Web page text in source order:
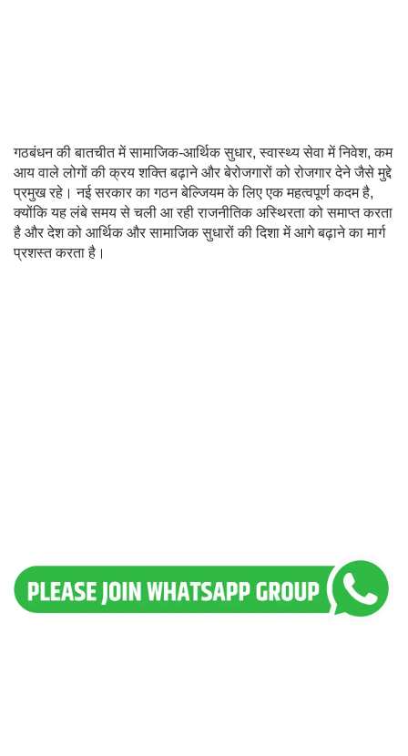
गठबंधन की बातचीत में सामाजिक-आर्थिक सुधार, स्वास्थ्य सेवा में निवेश, कम
आय वाले लोगों की क्रय शक्ति बढ़ाने और बेरोजगारों को रोजगार देने जैसे मुद्दे
प्रमुख रहे। नई सरकार का गठन बेल्जियम के लिए एक महत्वपूर्ण कदम है,
क्योंकि यह लंबे समय से चली आ रही राजनीतिक अस्थिरता को समाप्त करता
है और देश को आर्थिक और सामाजिक सुधारों की दिशा में आगे बढ़ाने का मार्ग
प्रशस्त करता है।